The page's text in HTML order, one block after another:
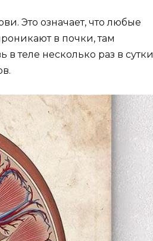
Это означает, что любые
в почки, там
теле несколько раз в сутки